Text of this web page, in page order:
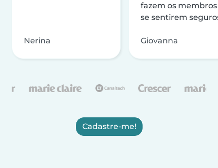
Nerina
fazem os membros
se sentirem
Giovanna
Cadastre-me!